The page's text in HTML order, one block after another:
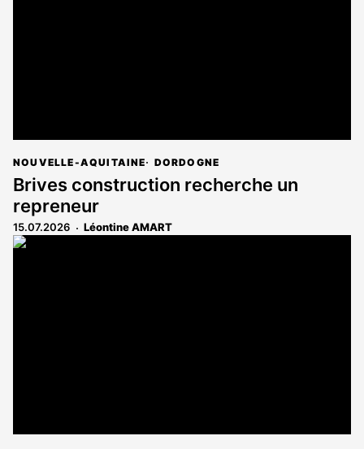
NOUVELLE-AQUITAINE DORDOGNE
Brives construction recherche un
repreneur
15.07.2026 Léontine AMART